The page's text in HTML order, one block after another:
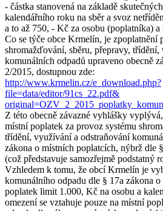
- částka stanovená na základě
kalendářního roku na sběr a svoz
a to až 750, - Kč za osobu (poplatníka)
Co se týče obce Krmelín, je zpoplatnění
shromažďování, sběru, přepravy,
komunálních odpadů upraveno obecně
2/2015, dostupnou zde:
http://www.krmelin.cz/e_download.php?
file=data/editor/91cs_22.pdf&
Z této obecně závazné vyhlášky
místní poplatek za provoz systému
třídění, využívání a odstraňování
zákona o místních poplatcích, nýbrž dle
(což představuje samozřejmě podstatný
Vzhledem k tomu, že obcí Krmelín je
komunálního odpadu dle § 17a zákona
poplatek limit 1.000, Kč na osobu a
omezení se vztahuje pouze na místní